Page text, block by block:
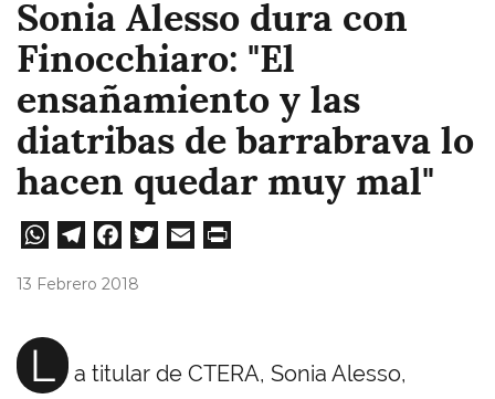
Sonia Alesso dura con
Finocchiaro: "El
ensañamiento y las
diatribas de barrabrava lo
hacen quedar muy mal"
W
A
pp
Te
m
Fa
13 Febrero 2018
L
a titular de CTERA, Sonia Alesso,